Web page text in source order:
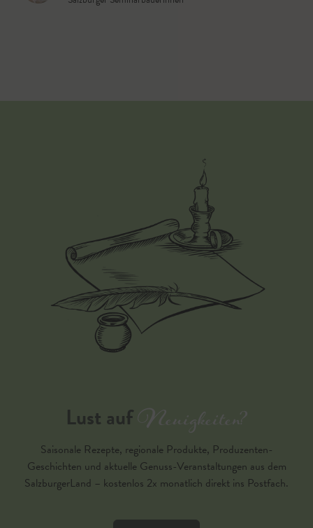
Anstellgut zwölf Stunden vorher herausnehmen.
Bevor der Sauerteig zum Brotteig hinzugefügt
wird, wieder 2 EL abnehmen, Deckel drauf und in
den Kühlschrank = Anstellgut fürs nächste Mal.
Lust aufNeuigkeiten?
Saisonale Rezepte, regionale Produkte, Produzenten-
Geschichten und aktuelle Genuss-Veranstaltungen aus dem
SalzburgerLand – kostenlos 2x monatlich direkt ins Postfach.